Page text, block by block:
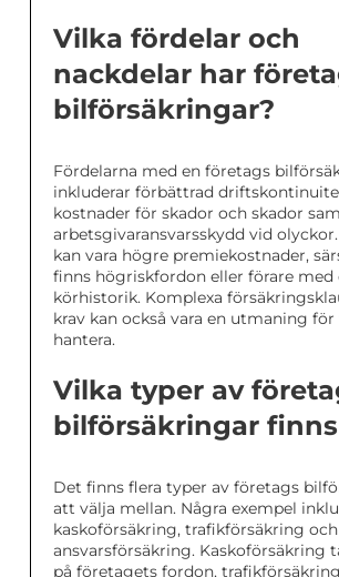
Vilka fördelar och
nackdelar har
bilförsäkringar?
Fördelarna med en företags
inkluderar förbättrad
kostnader för skador och skador
arbetsgivaransvarsskydd vid
kan vara högre premiekostnader,
finns högriskfordon eller förare med
körhistorik. Komplexa
krav kan också vara en utmaning
hantera.
Vilka typer av
bilförsäkringar
Det finns flera typer av företags
att välja mellan. Några exempel
kaskoförsäkring, trafikförsäkring och
ansvarsförsäkring. Kaskoförsäkring
på företagets fordon,